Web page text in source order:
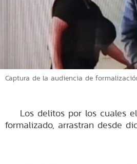
Captura de la audiencia de
Los delitos por los cuales
formalizado, arrastran desde